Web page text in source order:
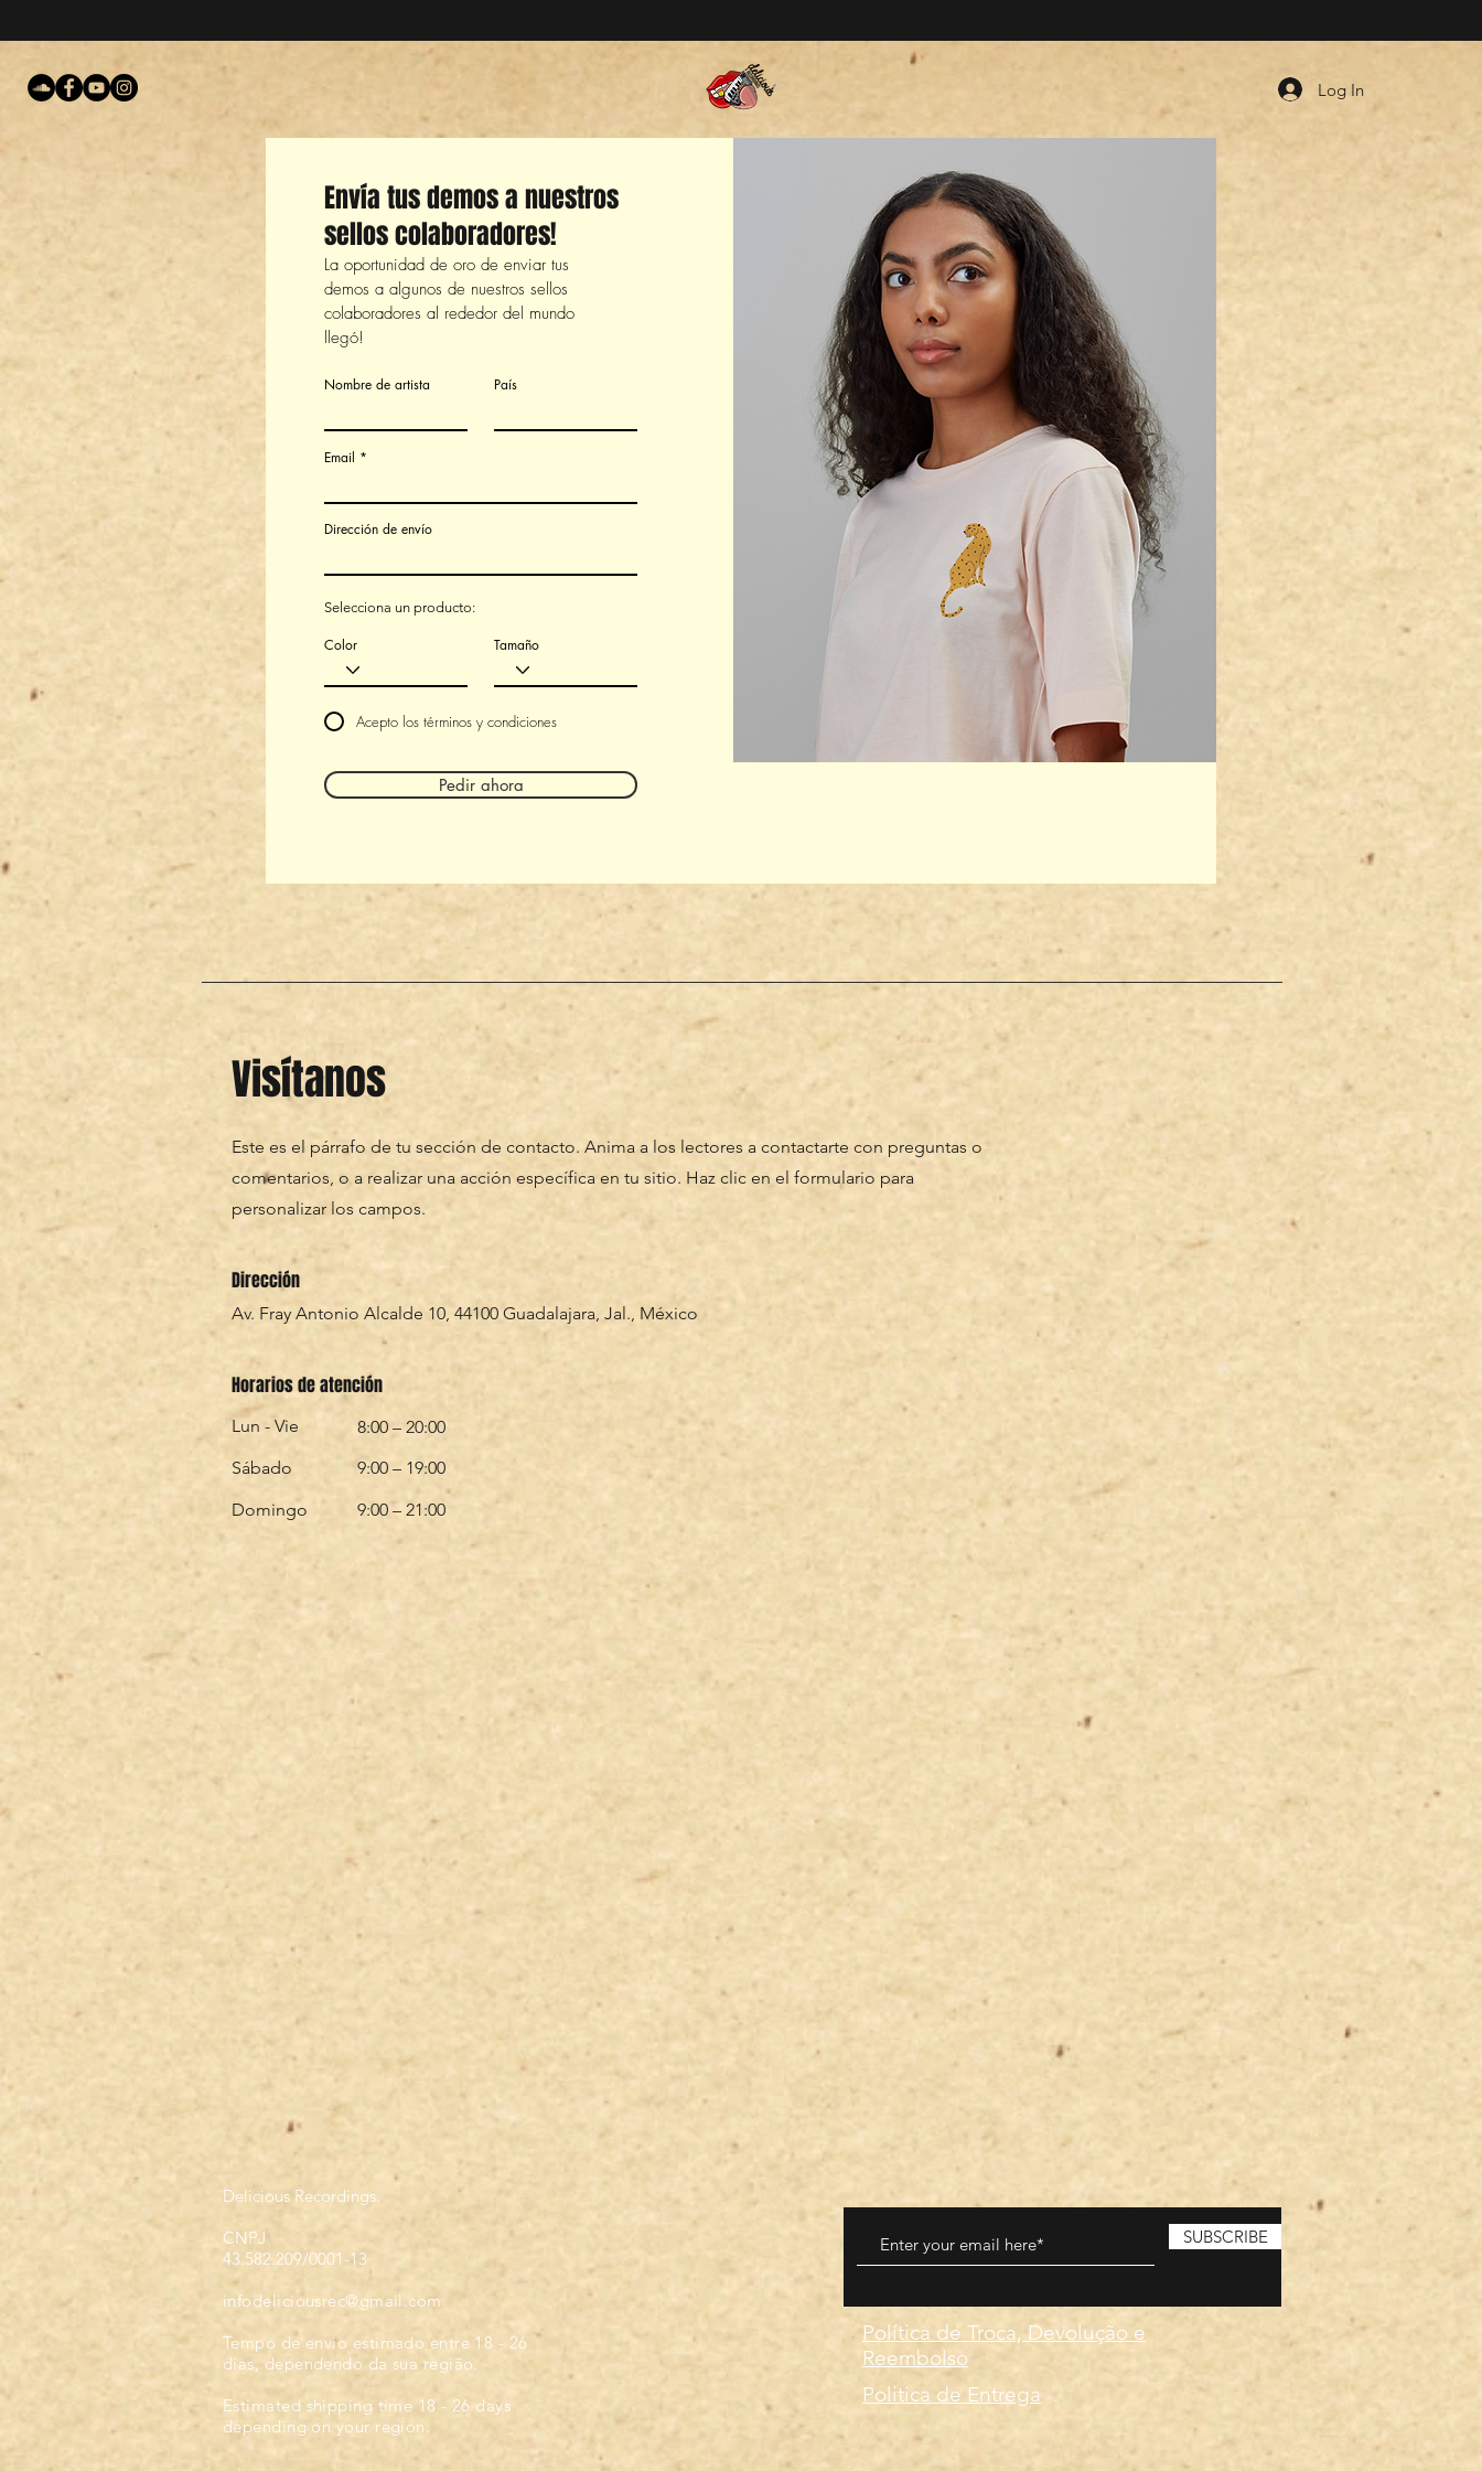
Log In
Envía tus demos a nuestros
sellos colaboradores!
La oportunidad de oro de enviar tus
demos a algunos de nuestros sellos
colaboradores al rededor del mundo
llegó!
Nombre de artista País
Email
Dirección de envío
Selecciona un producto:
Color Tamaño
Acepto los términos y condiciones
Pedir ahora
Visítanos
Este es el párrafo de tu sección de contacto. Anima a los lectores a contactarte con preguntas o
comentarios, o a realizar una acción específica en tu sitio. Haz clic en el formulario para
personalizar los campos.
Dirección
Av. Fray Antonio Alcalde 10, 44100 Guadalajara, Jal., México
Horarios de atención
Lun - Vie
Sábado
Domingo
8:00 – 20:00
9:00 – 19:00
9:00 – 21:00
Delicious Recordings.
CNPJ
43.582.209/0001-13
infodeliciousrec@gmail.com
Tempo de envio estimado entre 18 - 26
dias, dependendo da sua regiāo.
Estimated shipping time 18 - 26 days
depending on your region.
SUBSCRIBE
Politica de Entrega
Política de Troca, Devolução e
Reembolso